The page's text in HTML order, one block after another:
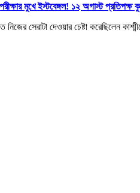
মুখে ইস্টবেঙ্গল! ১২ অগাস্ট প্রতিপক্ষ
নিজের সেরাটা দেওয়ার চেষ্টা করেছিলেন